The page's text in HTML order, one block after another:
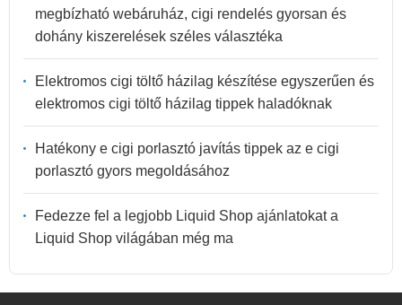
megbízható webáruház, cigi rendelés gyorsan és
dohány kiszerelések széles választéka
Elektromos cigi töltő házilag készítése egyszerűen és
elektromos cigi töltő házilag tippek haladóknak
Hatékony e cigi porlasztó javítás tippek az e cigi
porlasztó gyors megoldásához
Fedezze fel a legjobb Liquid Shop ajánlatokat a
Liquid Shop világában még ma